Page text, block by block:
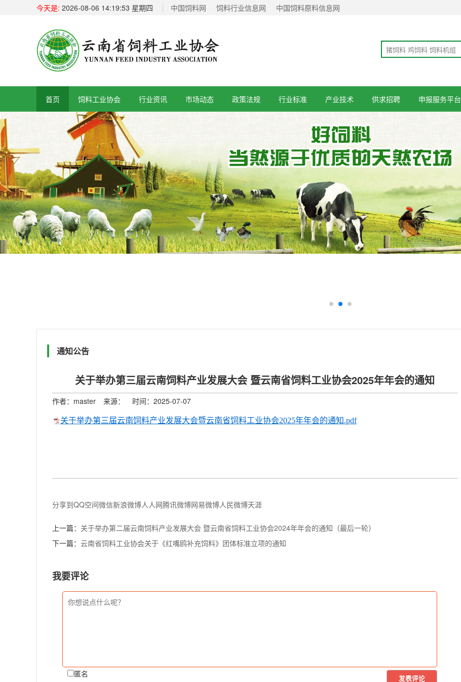
今天是: 2026-08-06 14:19:53 星期四 中国饲料网 饲料行业信息网 中国饲料原料信息网
首页 饲料工业协会 行业资讯 市场动态 政策法规 行业标准 产业技术 供求招聘 申报服务平台
通知公告
关于举办第三届云南饲料产业发展大会 暨云南省饲料工业协会2025年年会的通知
作者：master 来源： 时间：2025-07-07
关于举办第三届云南饲料产业发展大会暨云南省饲料工业协会2025年年会的通知.pdf
分享到QQ空间微信新浪微博人人网腾讯微博网易微博人民微博天涯
上一篇： 关于举办第二届云南饲料产业发展大会 暨云南省饲料工业协会2024年年会的通知（最后一轮）
下一篇： 云南省饲料工业协会关于《红嘴鸥补充饲料》团体标准立项的通知
我要评论
匿名 发表评论